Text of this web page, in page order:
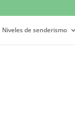
Niveles de senderismo